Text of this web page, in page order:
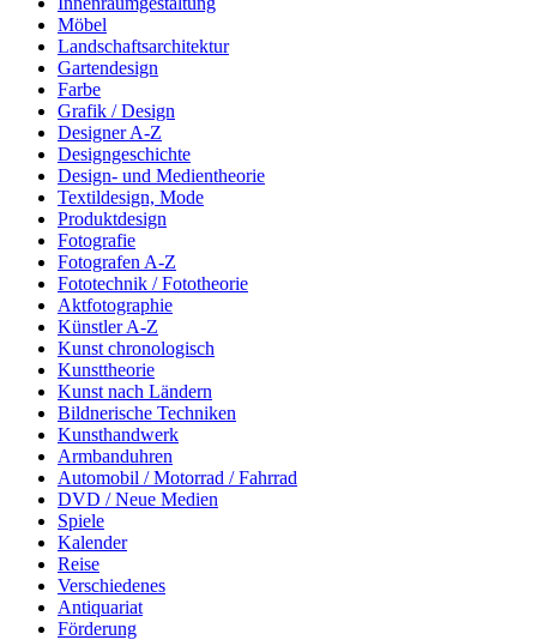
Möbel
Landschaftsarchitektur
Gartendesign
Farbe
Grafik / Design
Designer A-Z
Designgeschichte
Design- und Medientheorie
Textildesign, Mode
Produktdesign
Fotografie
Fotografen A-Z
Fototechnik / Fototheorie
Aktfotographie
Künstler A-Z
Kunst chronologisch
Kunsttheorie
Kunst nach Ländern
Bildnerische Techniken
Kunsthandwerk
Armbanduhren
Automobil / Motorrad / Fahrrad
DVD / Neue Medien
Spiele
Kalender
Reise
Verschiedenes
Antiquariat
Förderung